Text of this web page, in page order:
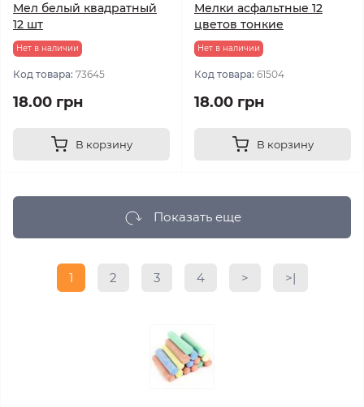
Мел белый квадратный
12 шт
Нет в наличии
Код товара: 73645
18.00 грн
В корзину
Мелки асфальтные 12
цветов тонкие
Нет в наличии
Код товара: 61504
18.00 грн
В корзину
Показать еще
1 2 3 4 > >|